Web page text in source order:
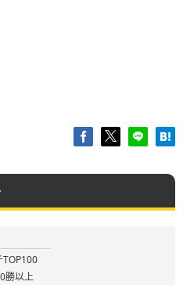
TOP100
勝以上